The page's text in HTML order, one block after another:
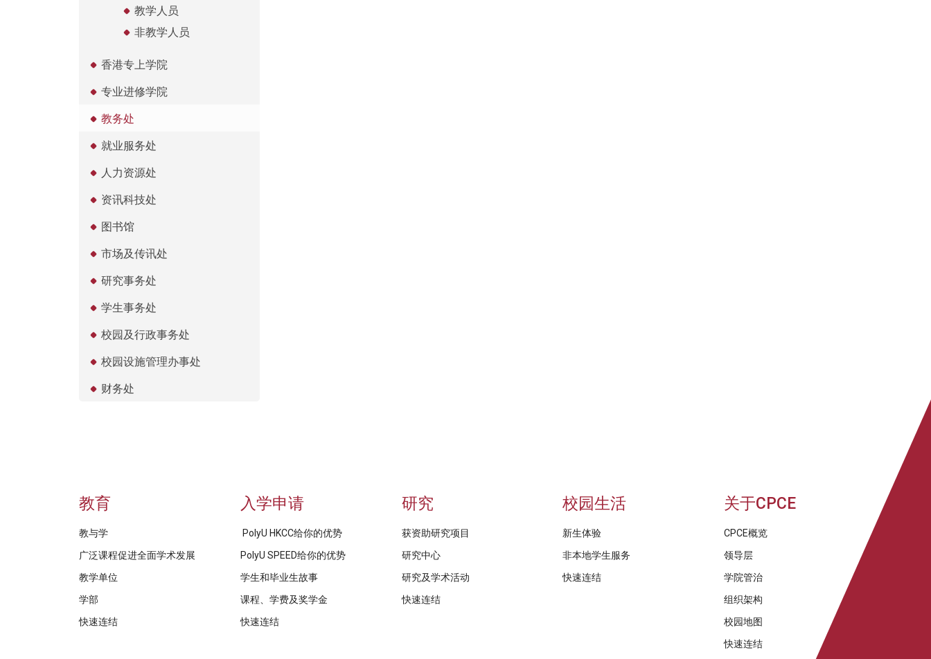
教学人员
非教学人员
香港专上学院
专业进修学院
教务处
就业服务处
人力资源处
资讯科技处
图书馆
市场及传讯处
研究事务处
学生事务处
校园及行政事务处
校园设施管理办事处
财务处
教育
教与学
广泛课程促进全面学术发展
教学单位
学部
快速连结
入学申请
PolyU HKCC给你的优势
PolyU SPEED给你的优势
学生和毕业生故事
课程、学费及奖学金
快速连结
研究
获资助研究项目
研究中心
研究及学术活动
快速连结
校园生活
新生体验
非本地学生服务
快速连结
关于CPCE
CPCE概览
领导层
学院管治
组织架构
校园地图
快速连结